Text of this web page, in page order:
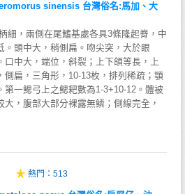
sinensis 台灣俗名:馬加、大
細，兩側在尾鰭基處各具3條隆起脊，中
。頭中大，稍側扁。吻尖突，大於眼
口中大，端位，斜裂；上下頜等長，上
側扁，三角形，10-13枚，排列稀疏；顎
第一鰓弓上之鰓耙數為1-3+10-12。體被
，腹部大部分裸露無鱗；側線完全，
熱門： 513